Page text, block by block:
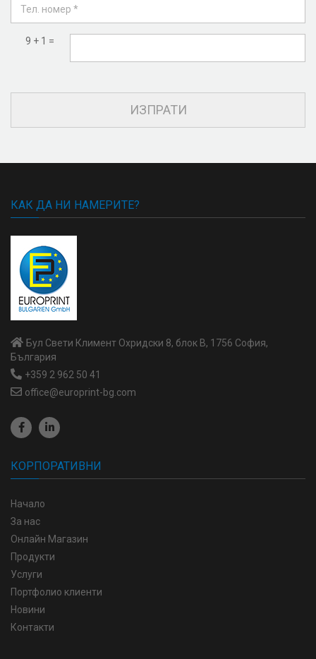
9 + 1 =
КАК ДА НИ НАМЕРИТЕ?
Бул Свети Климент Охридски 8, блок В, 1756 София,
България
+359 2 962 50 41
office@europrint-bg.com
КОРПОРАТИВНИ
Начало
За нас
Онлайн Магазин
Продукти
Услуги
Портфолио клиенти
Новини
Контакти